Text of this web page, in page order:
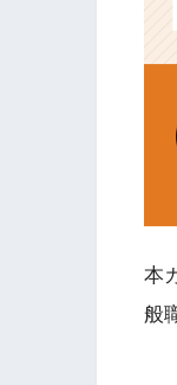
本
般